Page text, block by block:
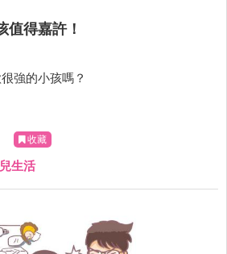
值得嘉許！
強的小孩嗎？
收藏
生活